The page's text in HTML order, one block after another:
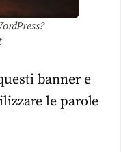
banner e
le parole